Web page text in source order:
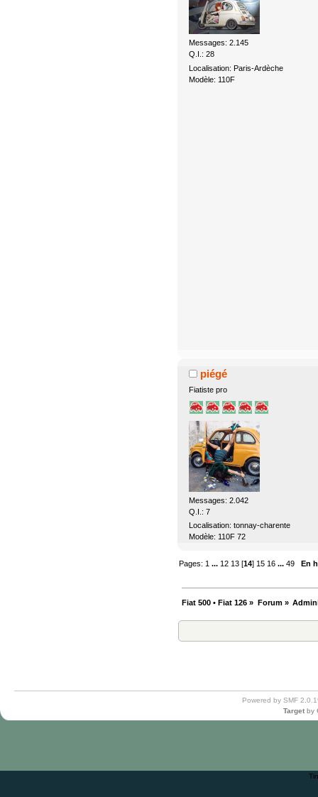
Messages: 2.145
Q.I.: 28
Localisation: Paris-Ardèche
Modèle: 110F
piégé
Fiatiste pro
Messages: 2.042
Q.I.: 7
Localisation: tonnay-charente
Modèle: 110F 72
Pages: 1 ... 12 13 [14] 15 16 ...49 En
Fiat 500 • Fiat 126 » Forum»
Powered by SMF
Target by